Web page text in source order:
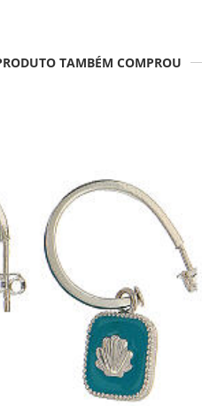
TAMBÉM COMPROU